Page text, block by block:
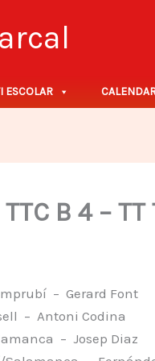
ESCOLAR
B 4 – TT
– Gerard Font
– Antoni Codina
– Josep Diaz